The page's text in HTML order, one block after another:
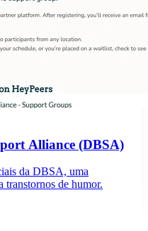
Alliance (DBSA)
da DBSA, uma
transtornos de humor.